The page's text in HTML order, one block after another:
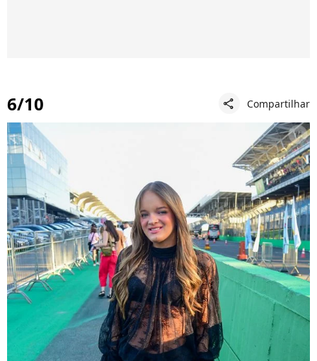
6/10 share Compartilhar